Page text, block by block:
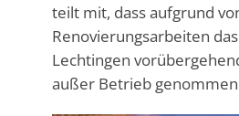
teilt mit, dass aufgrund
Renovierungsarbeiten
Lechtingen
außer Betrieb